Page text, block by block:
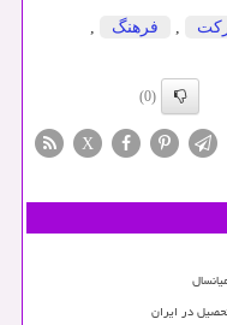
فرهنگ
(0)
X
در ایران